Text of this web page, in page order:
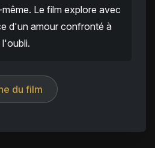
Le film explore avec
d'un amour confronté à
du film